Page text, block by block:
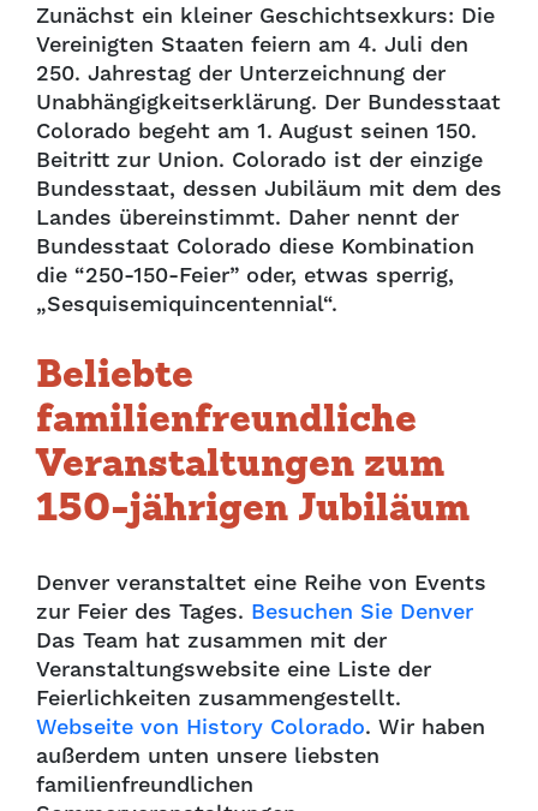
Zunächst ein kleiner Geschichtsexkurs: Die
Vereinigten Staaten feiern am 4. Juli den
250. Jahrestag der Unterzeichnung der
Unabhängigkeitserklärung. Der Bundesstaat
Colorado begeht am 1. August seinen 150.
Beitritt zur Union. Colorado ist der einzige
Bundesstaat, dessen Jubiläum mit dem des
Landes übereinstimmt. Daher nennt der
Bundesstaat Colorado diese Kombination
die “250-150-Feier” oder, etwas sperrig,
„Sesquisemiquincentennial“.
Beliebte
familienfreundliche
Veranstaltungen zum
150-jährigen Jubiläum
Denver veranstaltet eine Reihe von Events
zur Feier des Tages. Besuchen Sie Denver
Das Team hat zusammen mit der
Veranstaltungswebsite eine Liste der
Feierlichkeiten zusammengestellt.
Webseite von History Colorado. Wir haben
außerdem unten unsere liebsten
familienfreundlichen